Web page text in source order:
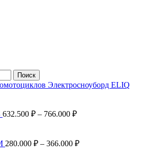
Поиск
Электросноуборд ELIQ
632.500 ₽ – 766.000 ₽
280.000 ₽ – 366.000 ₽